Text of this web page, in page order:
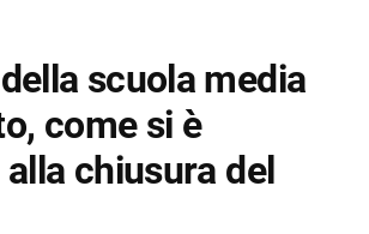
scuola media
come si è
chiusura del